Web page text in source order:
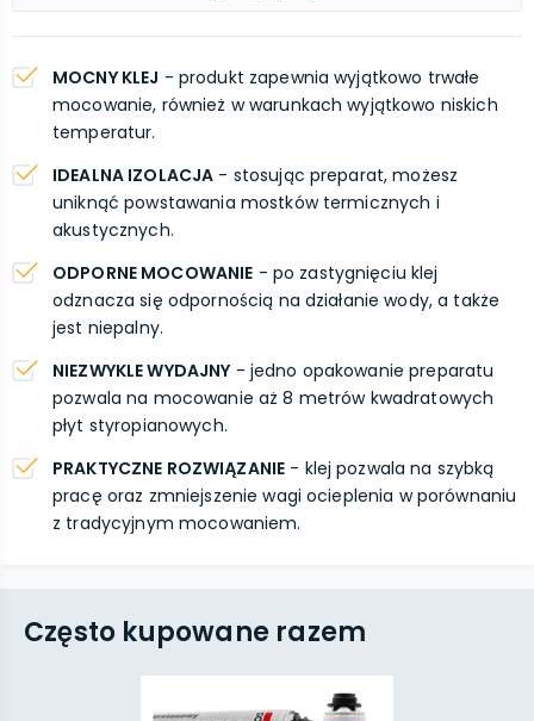
MOCNY KLEJ - produkt zapewnia wyjątkowo trwałe
mocowanie, również w warunkach wyjątkowo niskich
temperatur.
IDEALNA IZOLACJA - stosując preparat, możesz
uniknąć powstawania mostków termicznych i
akustycznych.
ODPORNE MOCOWANIE - po zastygnięciu klej
odznacza się odpornością na działanie wody, a także
jest niepalny.
NIEZWYKLE WYDAJNY - jedno opakowanie preparatu
pozwala na mocowanie aż 8 metrów kwadratowych
płyt styropianowych.
PRAKTYCZNE ROZWIĄZANIE - klej pozwala na szybką
pracę oraz zmniejszenie wagi ocieplenia w porównaniu
z tradycyjnym mocowaniem.
Często kupowane razem